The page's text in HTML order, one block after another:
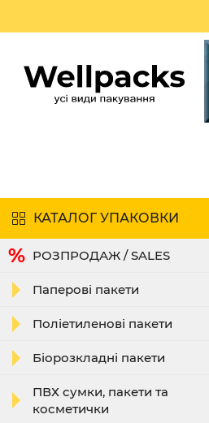
КАТАЛОГ УПАКОВКИ
РОЗПРОДАЖ / SALES
Паперові пакети
Поліетиленові пакети
Біорозкладні пакети
ПВХ сумки, пакети та
косметички